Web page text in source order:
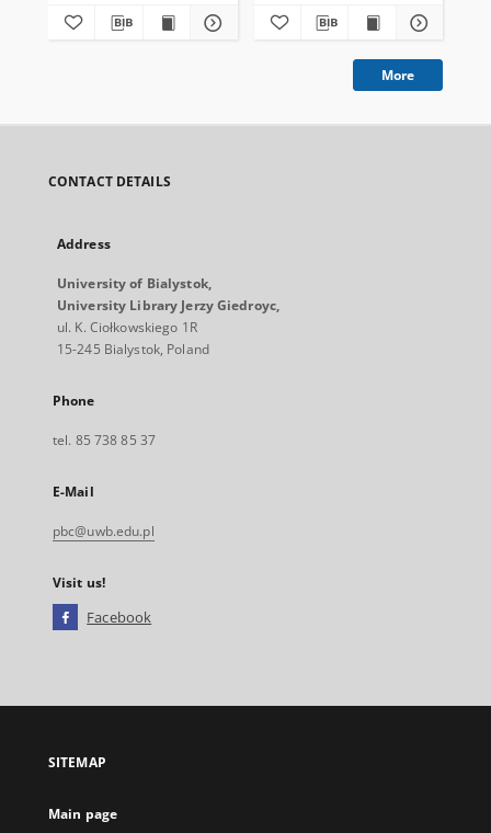
More
CONTACT DETAILS
Address
University of Bialystok,
University Library Jerzy Giedroyc,
ul. K. Ciołkowskiego 1R
15-245 Bialystok, Poland
Phone
tel. 85 738 85 37
E-Mail
pbc@uwb.edu.pl
Visit us!
Facebook
open
new
SITEMAP
Main page